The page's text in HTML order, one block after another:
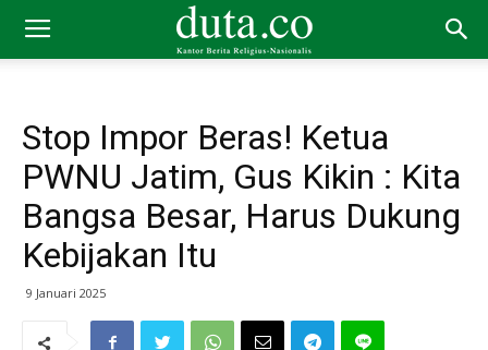
Stop Impor Beras! Ketua
PWNU Jatim, Gus Kikin : Kita
Bangsa Besar, Harus Dukung
Kebijakan Itu
9 Januari 2025